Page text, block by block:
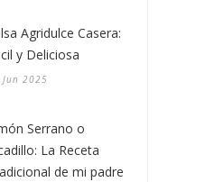
Agridulce Casera:
y Deliciosa
Jun 2025
Serrano o
La Receta
de mi padre